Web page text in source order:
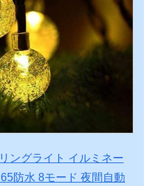
ングライト イルミネー
防水 8モード 夜間自動